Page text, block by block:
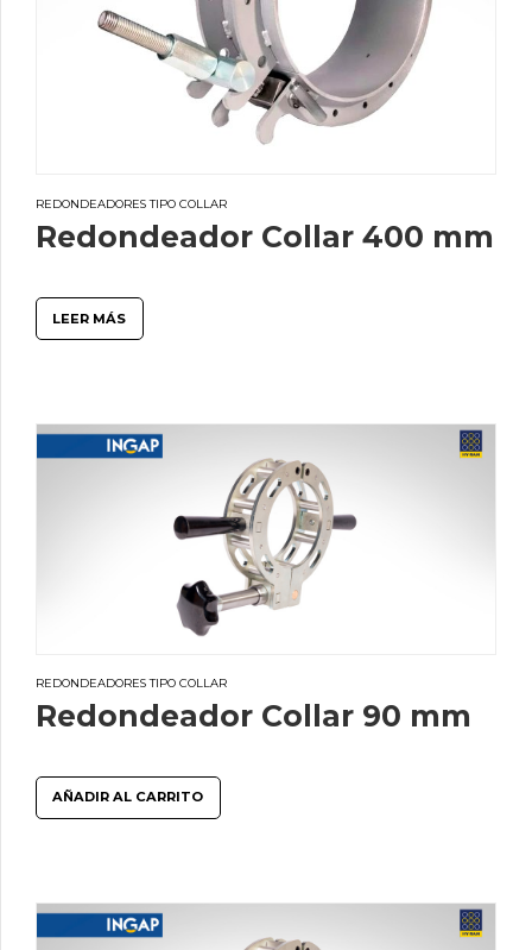
REDONDEADORES TIPO COLLAR
Redondeador Collar 400 mm
LEER MÁS
REDONDEADORES TIPO COLLAR
Redondeador Collar 90 mm
AÑADIR AL CARRITO